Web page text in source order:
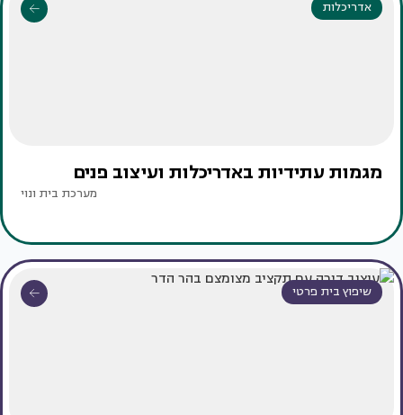
אדריכלות
מגמות עתידיות באדריכלות ועיצוב פנים
מערכת בית ונוי
שיפוץ בית פרטי